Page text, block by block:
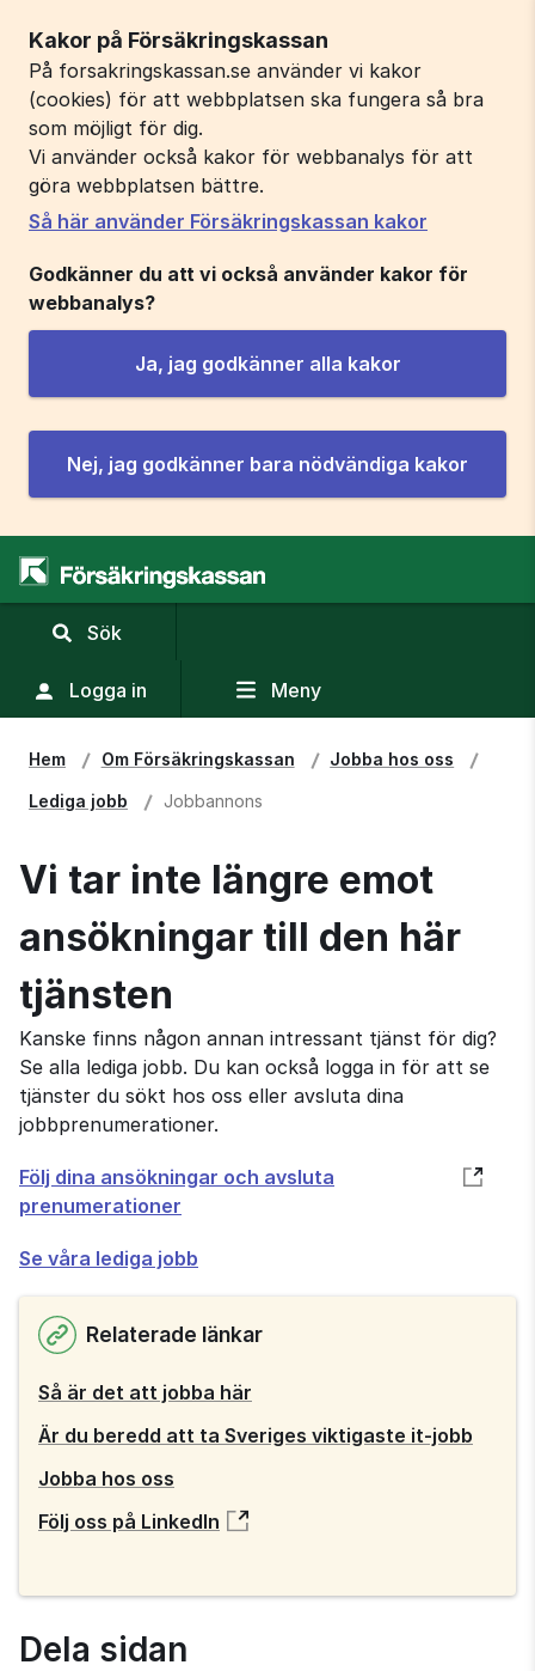
Kakor på Försäkringskassan
På forsakringskassan.se använder vi kakor
(cookies) för att webbplatsen ska fungera så bra
som möjligt för dig.
Vi använder också kakor för webbanalys för att
göra webbplatsen bättre.
Så här använder Försäkringskassan kakor
Godkänner du att vi också använder kakor för
webbanalys?
Ja, jag godkänner alla kakor
Nej, jag godkänner bara nödvändiga kakor
Sök
sökfält
Logga in Meny
Hem Om Försäkringskassan Jobba hos oss
Lediga jobb Jobbannons
Vi tar inte längre emot
ansökningar till den här
tjänsten
Kanske finns någon annan intressant tjänst för dig?
Se alla lediga jobb. Du kan också logga in för att se
tjänster du sökt hos oss eller avsluta dina
jobbprenumerationer.
Följ dina ansökningar och avsluta
prenumerationer
Öppnas
i
fönster
Se våra lediga jobb
Relaterade länkar
Så är det att jobba här
Är du beredd att ta Sveriges viktigaste it-jobb
Jobba hos oss
Följ oss på LinkedIn
Dela sidan